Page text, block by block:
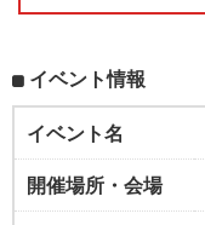
イベント情報
イベント名
開催場所・会場